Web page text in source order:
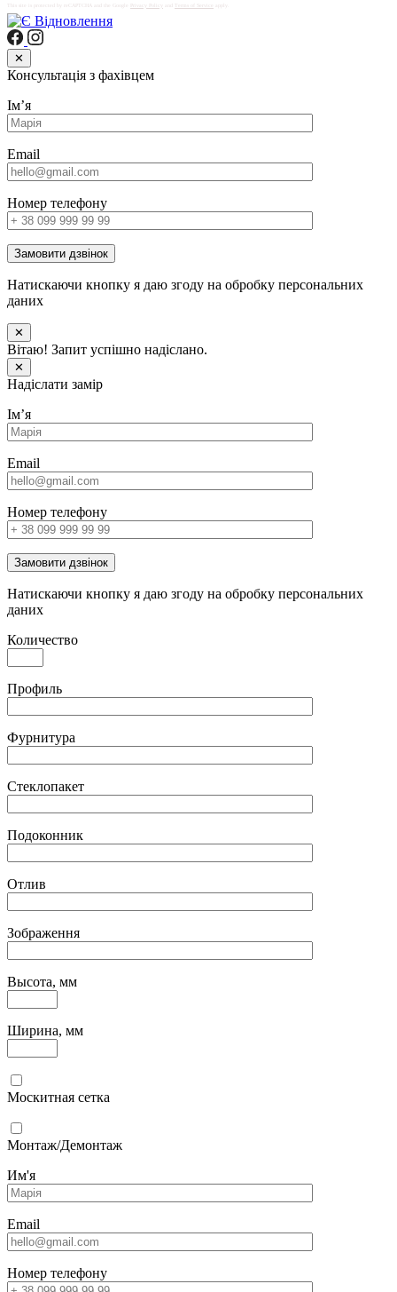
Terms of Service
✕
Консультація з фахівцем
Імʼя
Email
Номер телефону
Замовити дзвінок
Натискаючи кнопку я даю згоду на обробку персональних
даних
✕
Вітаю! Запит успішно надіслано.
✕
Надіслати замір
Імʼя
Email
Номер телефону
Замовити дзвінок
Натискаючи кнопку я даю згоду на обробку персональних
даних
Количество
Профиль
Фурнитура
Стеклопакет
Подоконник
Отлив
Зображення
Высота, мм
Ширина, мм
Москитная сетка
Монтаж/Демонтаж
Им'я
Email
Номер телефону